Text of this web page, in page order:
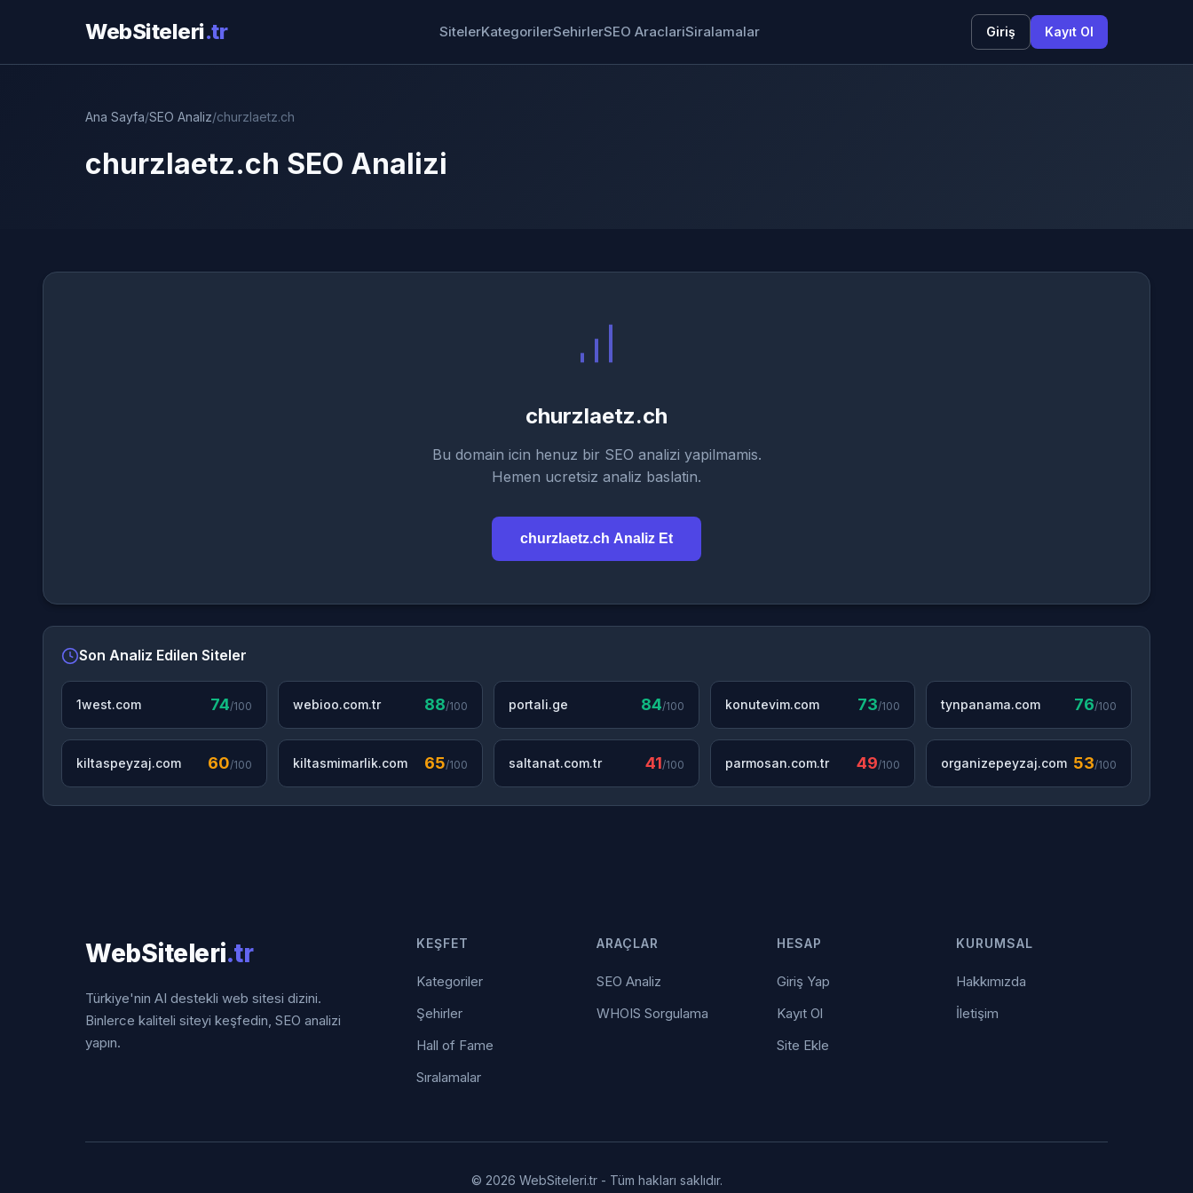
WebSiteleri.tr SitelerKategorilerSehirlerSEO AraclariSiralamalar Giriş Kayıt Ol
Ana Sayfa/SEO Analiz/churzlaetz.ch
churzlaetz.ch SEO Analizi
churzlaetz.ch
Bu domain icin henuz bir SEO analizi yapilmamis.
Hemen ucretsiz analiz baslatin.
churzlaetz.ch Analiz Et
Son Analiz Edilen Siteler
1west.com 74/100 webioo.com.tr 88/100 portali.ge 84/100 konutevim.com 73/100 tynpanama.com 76/100
kiltaspeyzaj.com 60/100 kiltasmimarlik.com 65/100 saltanat.com.tr 41/100 parmosan.com.tr 49/100 organizepeyzaj.com 53/100
WebSiteleri.tr
Türkiye'nin AI destekli web sitesi dizini.
Binlerce kaliteli siteyi keşfedin, SEO analizi
yapın.
KEŞFET
Kategoriler
Şehirler
Hall of Fame
Sıralamalar
ARAÇLAR
SEO Analiz
WHOIS Sorgulama
HESAP
Giriş Yap
Kayıt Ol
Site Ekle
KURUMSAL
Hakkımızda
İletişim
© 2026 WebSiteleri.tr - Tüm hakları saklıdır.